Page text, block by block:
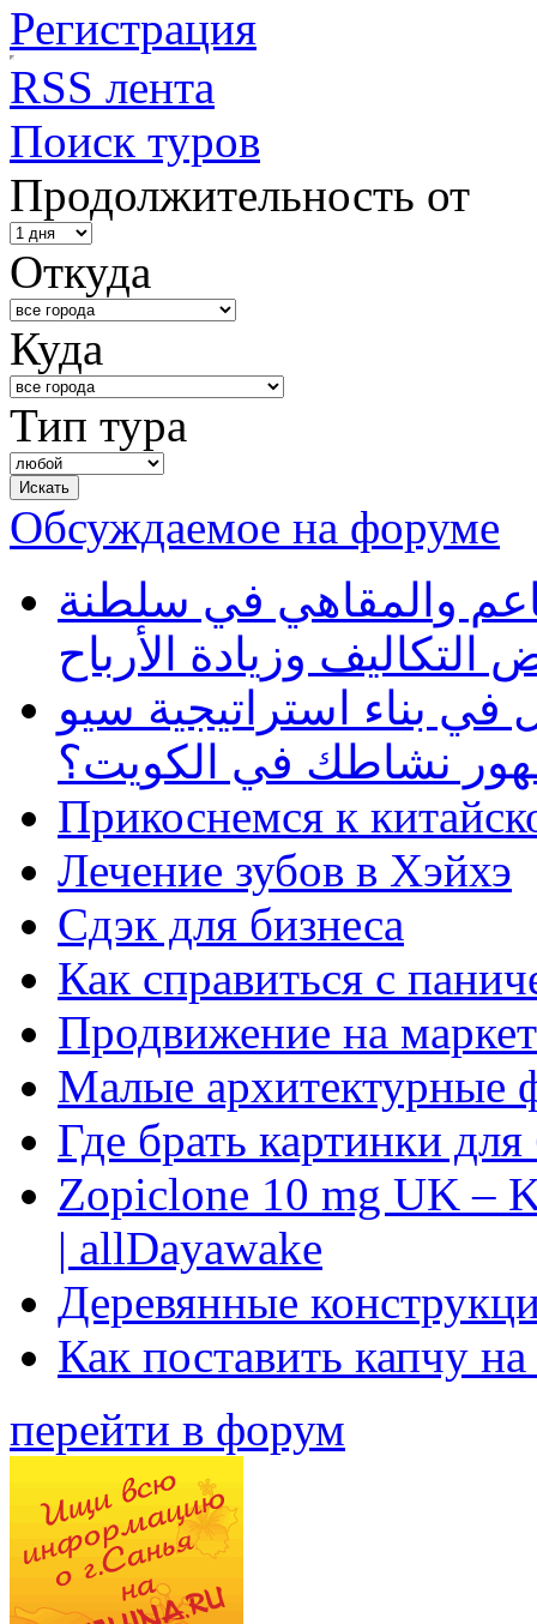
Регистрация
RSS лента
Поиск туров
Продолжительность от
Откуда
Куда
Тип тура
Обсуждаемое на форуме
والمقاهي في سلطنة
وزيادة الأرباح
بناء استراتيجية سيو
نشاطك في الكويت؟
Прикоснемся к
Лечение зубов в Хэйхэ
Сдэк для бизнеса
Как справиться с
Продвижение на
Малые архитектурные
Где брать картинки
Zopiclone 10 mg UK –
| allDayawake
Деревянные
Как поставить капчу
перейти в форум